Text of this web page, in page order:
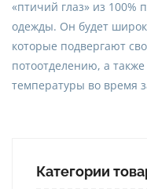
«птичий глаз» из 100%
одежды. Он будет
которые подвергают
потоотделению, а
температуры во время
Категории